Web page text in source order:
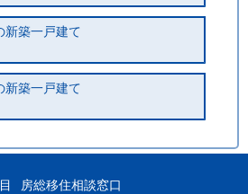
新築一戸建て
新築一戸建て
房総移住相談窓口